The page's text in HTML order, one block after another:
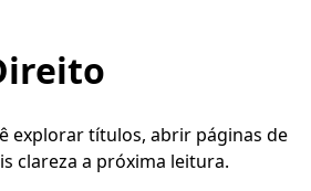
explorar títulos, abrir páginas de
clareza a próxima leitura.